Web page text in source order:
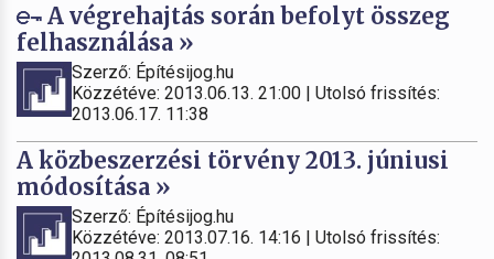
A végrehajtás során befolyt összeg
felhasználása »
Szerző: Építésijog.hu
Közzétéve: 2013.06.13. 21:00 | Utolsó frissítés:
2013.06.17. 11:38
A közbeszerzési törvény 2013. júniusi
módosítása »
Szerző: Építésijog.hu
Közzétéve: 2013.07.16. 14:16 | Utolsó frissítés: